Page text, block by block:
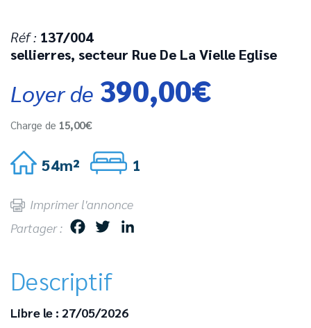
Réf : 137/004
sellierres, secteur Rue De La Vielle Eglise
Loyer de 390,00€
Charge de 15,00€
54m² 1
Imprimer l'annonce
Partager :
e
Descriptif
Libre le : 27/05/2026